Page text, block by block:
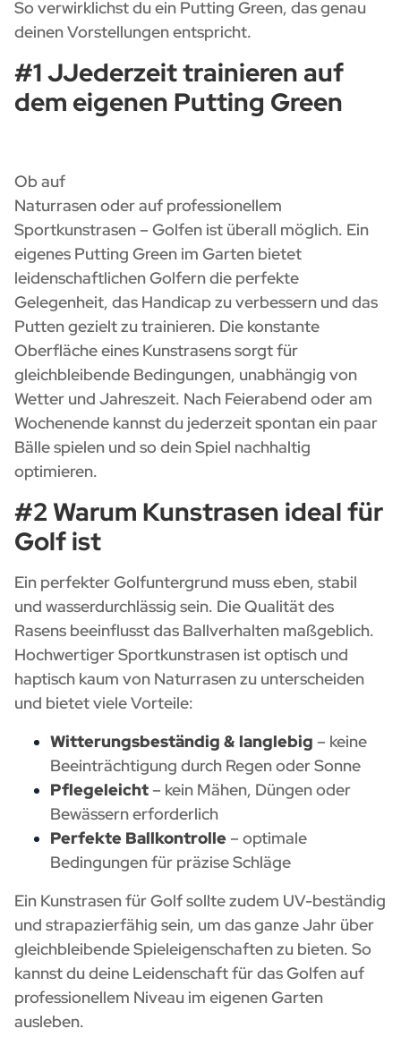
So verwirklichst du ein Putting Green, das genau
deinen Vorstellungen entspricht.
#1 JJederzeit trainieren auf
dem eigenen Putting Green
Ob auf
Naturrasen oder auf professionellem
Sportkunstrasen – Golfen ist überall möglich. Ein
eigenes Putting Green im Garten bietet
leidenschaftlichen Golfern die perfekte
Gelegenheit, das Handicap zu verbessern und das
Putten gezielt zu trainieren. Die konstante
Oberfläche eines Kunstrasens sorgt für
gleichbleibende Bedingungen, unabhängig von
Wetter und Jahreszeit. Nach Feierabend oder am
Wochenende kannst du jederzeit spontan ein paar
Bälle spielen und so dein Spiel nachhaltig
optimieren.
#2 Warum Kunstrasen ideal für
Golf ist
Ein perfekter Golfuntergrund muss eben, stabil
und wasserdurchlässig sein. Die Qualität des
Rasens beeinflusst das Ballverhalten maßgeblich.
Hochwertiger Sportkunstrasen ist optisch und
haptisch kaum von Naturrasen zu unterscheiden
und bietet viele Vorteile:
Witterungsbeständig & langlebig – keine
Beeinträchtigung durch Regen oder Sonne
Pflegeleicht – kein Mähen, Düngen oder
Bewässern erforderlich
Perfekte Ballkontrolle – optimale
Bedingungen für präzise Schläge
Ein Kunstrasen für Golf sollte zudem UV-beständig
und strapazierfähig sein, um das ganze Jahr über
gleichbleibende Spieleigenschaften zu bieten. So
kannst du deine Leidenschaft für das Golfen auf
professionellem Niveau im eigenen Garten
ausleben.